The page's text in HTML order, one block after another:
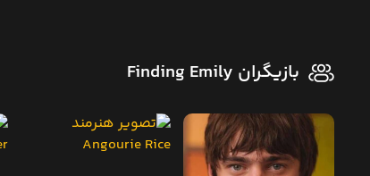
بازیگران Finding Emily